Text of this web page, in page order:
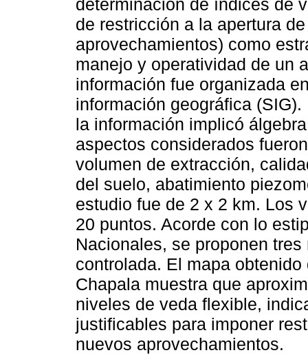
determinación de índices de
de restricción a la apertura
aprovechamientos) como
manejo y operatividad de un
información fue organizada
información geográfica
la información implicó
aspectos considerados
volumen de extracción,
del suelo, abatimiento
estudio fue de 2 x 2 km. Los
20 puntos. Acorde con lo
Nacionales, se proponen
controlada. El mapa
Chapala muestra que
niveles de veda flexible,
justificables para imponer
nuevos aprovechamientos.